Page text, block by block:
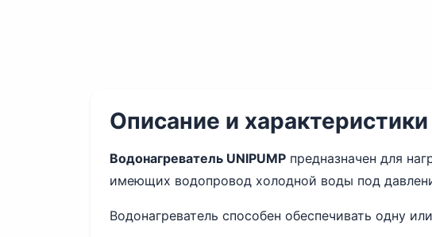
Описание и характеристики
Водонагреватель UNIPUMP предназначен для
имеющих водопровод холодной воды под
Водонагреватель способен обеспечивать одну